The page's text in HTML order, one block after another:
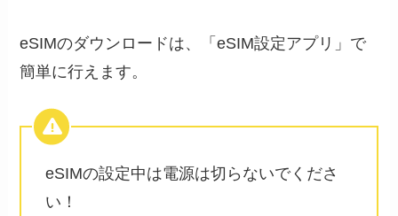
eSIMのダウンロードは、「eSIM設定アプリ」で
簡単に行えます。
eSIMの設定中は電源は切らないでくださ
い！